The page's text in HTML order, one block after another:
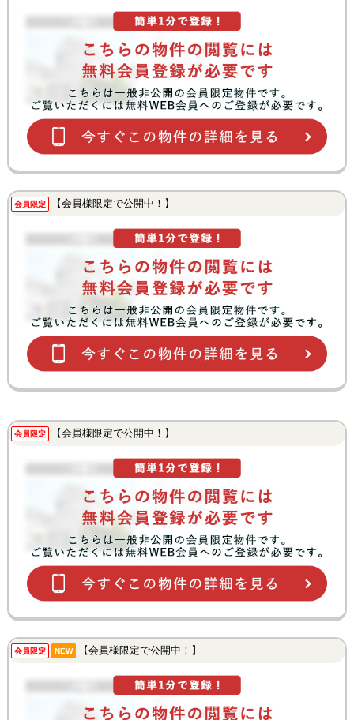
会員限定 【会員様限定で公開中！】
会員限定 【会員様限定で公開中！】
会員限定 NEW 【会員様限定で公開中！】